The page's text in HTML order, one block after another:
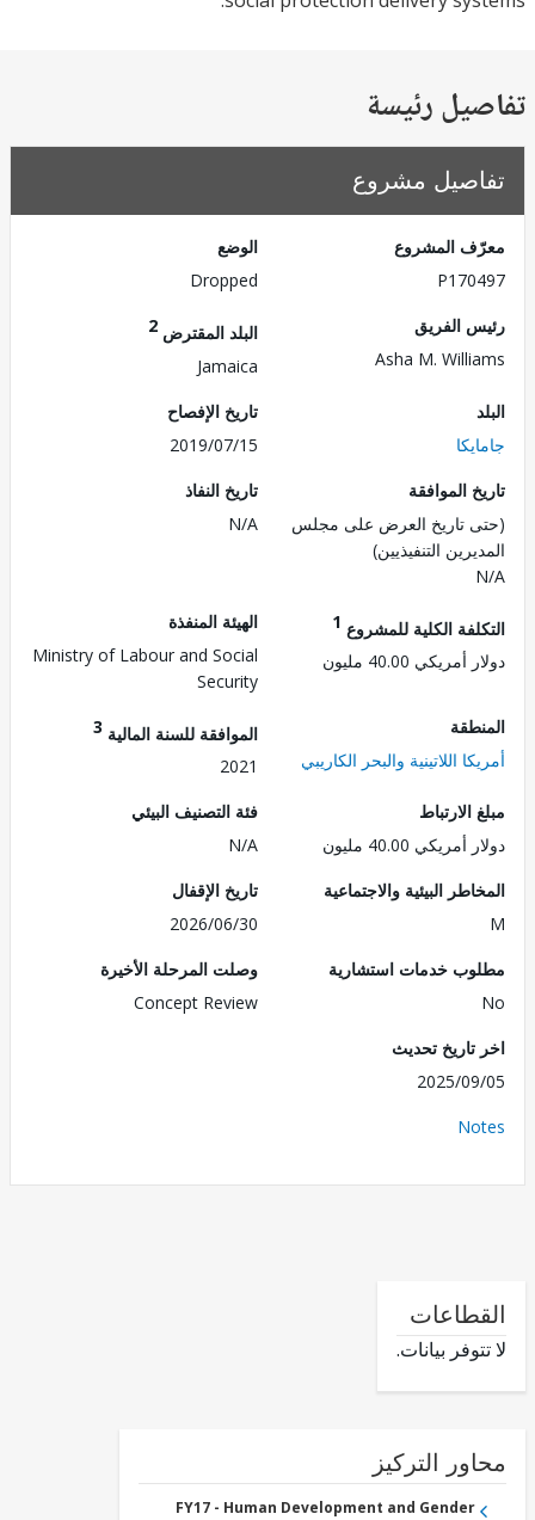
رئيسة
مشروع
المشروع
Dropped
الفريق
Asha M.
البلد المقترض
Jamaica
تاريخ الإفصاح
2019/07/15
الموافقة
تاريخ العرض على مجلس
التنفيذيين)
تاريخ النفاذ
N/A
الكلية للمشروع1
40.00 مليون
الهيئة المنفذة
Ministry of Labour and Social
Security
اللاتينية والبحر الكاريبي
الموافقة للسنة المالية3
2021
40.00 مليون
فئة التصنيف البيئي
البيئية والاجتماعية
تاريخ الإقفال
2026/06/30
خدمات استشارية
وصلت المرحلة الأخيرة
Concept Review
تحديث
2025/
بيانات.
التركيز
FY17 - Human Development and Gender